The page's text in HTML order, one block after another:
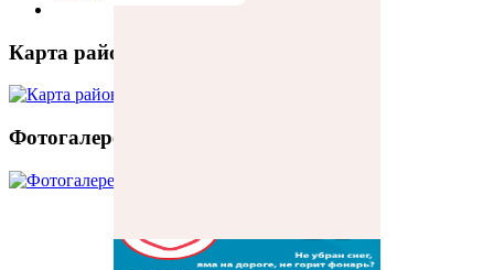
Карта района
Фотогалерея